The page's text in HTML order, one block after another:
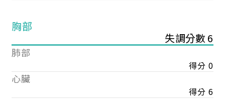
胸部
失調分數 6
肺部
得分 0
心臟
得分 6